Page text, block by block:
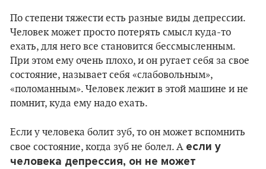
По степени тяжести есть разные виды депрессии.
Человек может просто потерять смысл куда-то
ехать, для него все становится бессмысленным.
При этом ему очень плохо, и он ругает себя за свое
состояние, называет себя «слабовольным»,
«поломанным». Человек лежит в этой машине и не
помнит, куда ему надо ехать.
Если у человека болит зуб, то он может вспомнить
свое состояние, когда зуб не болел. А если у
человека депрессия, он не может